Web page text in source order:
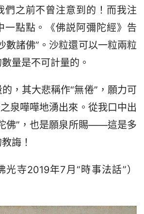
們之前不曾注意到的！而我注
一點點。《佛説阿彌陀經》告
數諸佛”。沙粒還可以一粒兩粒
量是不可計量的。
，其大悲稱作“無倦”，願力可
泉嘩嘩地湧出來。從我口中出
佛”，也是願泉所賜——這是多
誨！
光寺2019年7月“時事法話”）